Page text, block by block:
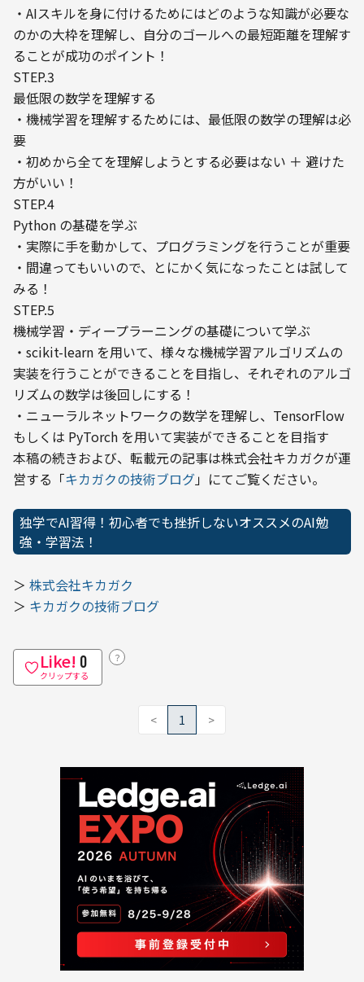
・AIスキルを身に付けるためにはどのような知識が必要な
のかの大枠を理解し、自分のゴールへの最短距離を理解す
ることが成功のポイント！
STEP.3
最低限の数学を理解する
・機械学習を理解するためには、最低限の数学の理解は必
要
・初めから全てを理解しようとする必要はない ＋ 避けた
方がいい！
STEP.4
Python の基礎を学ぶ
・実際に手を動かして、プログラミングを行うことが重要
・間違ってもいいので、とにかく気になったことは試して
みる！
STEP.5
機械学習・ディープラーニングの基礎について学ぶ
・scikit-learn を用いて、様々な機械学習アルゴリズムの
実装を行うことができることを目指し、それぞれのアルゴ
リズムの数学は後回しにする！
・ニューラルネットワークの数学を理解し、TensorFlow
もしくは PyTorch を用いて実装ができることを目指す
本稿の続きおよび、転載元の記事は株式会社キカガクが運
営する「キカガクの技術ブログ」にてご覧ください。
独学でAI習得！初心者でも挫折しないオススメのAI勉
強・学習法！
＞ 株式会社キカガク
＞ キカガクの技術ブログ
Like! 0
クリップする
？
< 1 >